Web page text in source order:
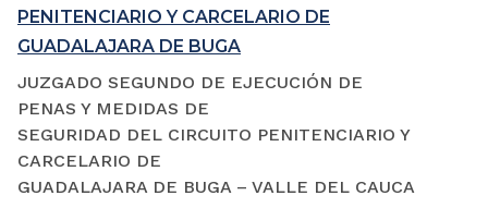
PENITENCIARIO Y CARCELARIO DE
GUADALAJARA DE BUGA
JUZGADO SEGUNDO DE EJECUCIÓN DE
PENAS Y MEDIDAS DE
SEGURIDAD DEL CIRCUITO PENITENCIARIO Y
CARCELARIO DE
GUADALAJARA DE BUGA – VALLE DEL CAUCA